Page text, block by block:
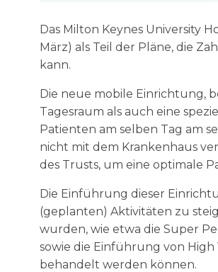
Das Milton Keynes University
März) als Teil der Pläne, die
kann.
Die neue mobile Einrichtung,
Tagesraum als auch eine
Patienten am selben Tag am
nicht mit dem Krankenhaus
des Trusts, um eine optimale
Die Einführung dieser
(geplanten) Aktivitäten zu
wurden, wie etwa die Super
sowie die Einführung von
behandelt werden können.